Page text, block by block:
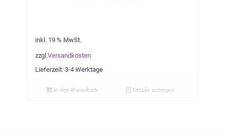
inkl. 19 % MwSt.
zzgl.Versandkosten
Lieferzeit: 3-4 Werktage
In den Warenkorb Details anzeigen